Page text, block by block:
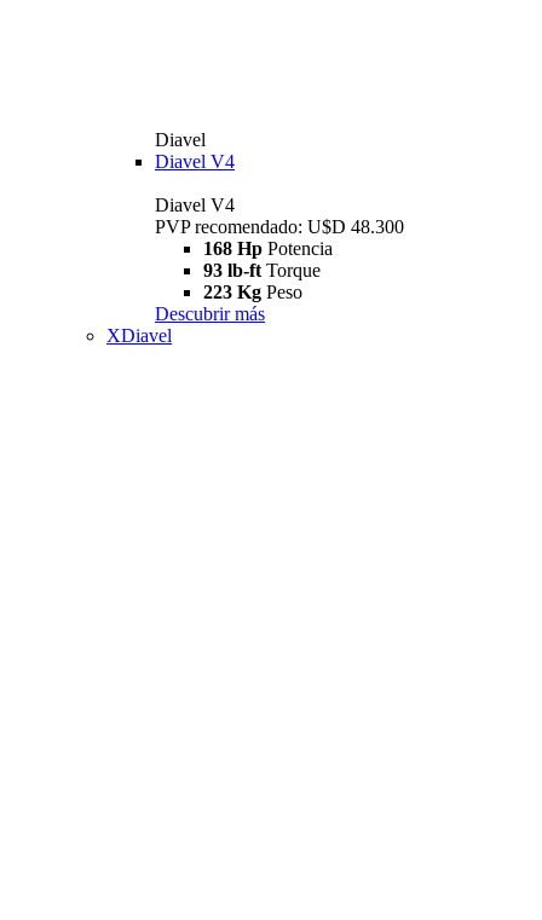
Diavel
Diavel V4
Diavel V4
PVP recomendado: U$D 48.300
168 Hp Potencia
93 lb-ft Torque
223 Kg Peso
Descubrir más
XDiavel